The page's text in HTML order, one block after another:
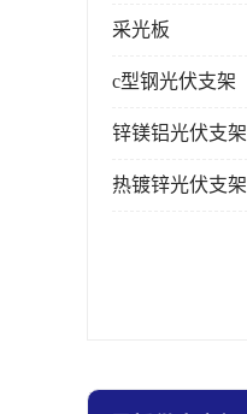
采光板
c型钢光伏支架
锌镁铝光伏支架
热镀锌光伏支架